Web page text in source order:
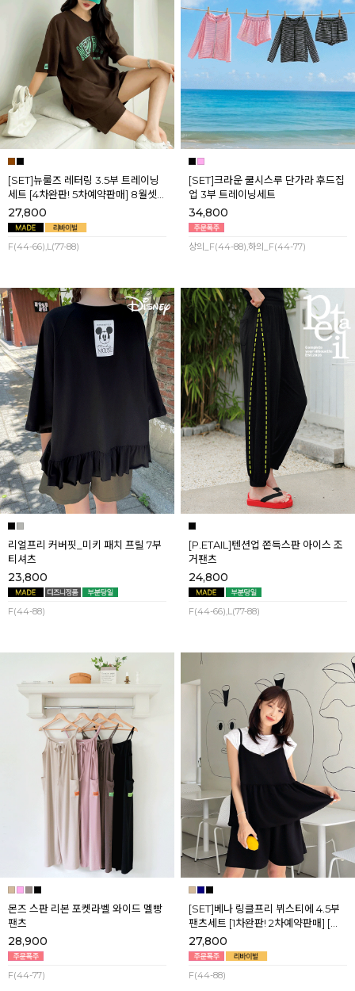
[SET]뉴룰즈 레터링 3.5부 트레이닝
세트 [4차완판! 5차예약판매] 8월셋
째주 순차배송
27,800
F(44-66),L(77-88)
[SET]크라운 쿨시스루 단가라 후드집
업 3부 트레이닝세트
34,800
상의_F(44-88),하의_F(44-77)
리얼프리 커버핏_미키 패치 프릴 7부
티셔츠
23,800
F(44-88)
[P.ETAIL]텐션업 쫀득스판 아이스 조
거팬츠
24,800
F(44-66),L(77-88)
몬즈 스판 리본 포켓라벨 와이드 멜빵
팬츠
28,900
F(44-77)
[SET]베나 링클프리 뷔스티에 4.5부
팬츠세트 [1차완판! 2차예약판매] [네
이비,블랙] 8월셋째주 순차배송
27,800
F(44-88)